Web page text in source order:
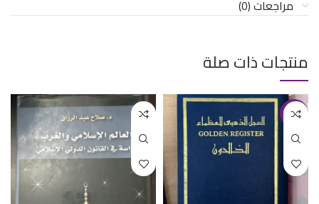
مراجعات (0)
منتجات ذات صلة
-23%